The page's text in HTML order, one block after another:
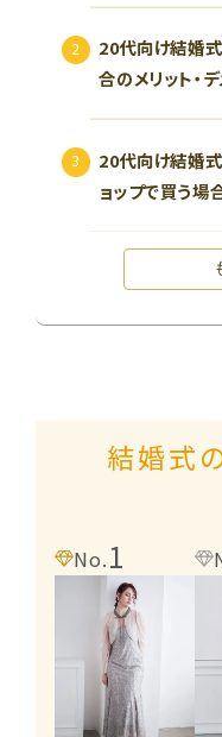
20代向け結婚
合のメリット・
20代向け結婚
ョップで買う場
結婚式
No.1